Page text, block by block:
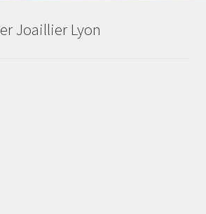
Joaillier Lyon